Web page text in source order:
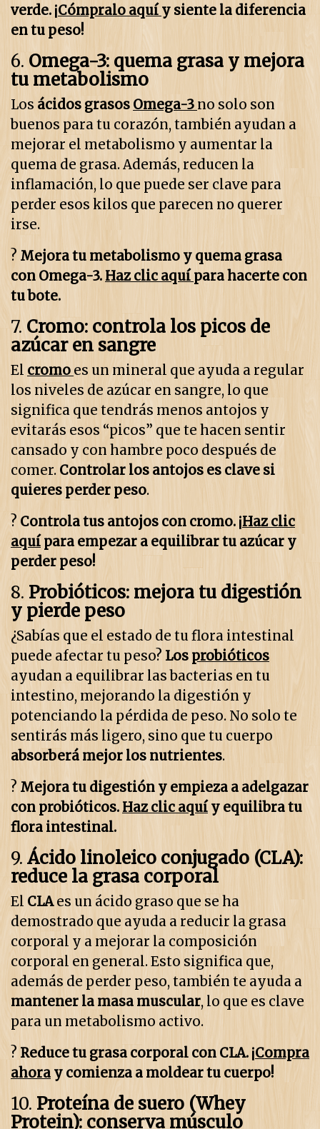
verde. ¡Cómpralo aquí y siente la diferencia
en tu peso!
6. Omega-3: quema grasa y mejora
tu metabolismo
Los ácidos grasos Omega-3 no solo son
buenos para tu corazón, también ayudan a
mejorar el metabolismo y aumentar la
quema de grasa. Además, reducen la
inflamación, lo que puede ser clave para
perder esos kilos que parecen no querer
irse.
? Mejora tu metabolismo y quema grasa
con Omega-3. Haz clic aquí para hacerte con
tu bote.
7.Cromo: controla los picos de
azúcar en sangre
El cromo es un mineral que ayuda a regular
los niveles de azúcar en sangre, lo que
significa que tendrás menos antojos y
evitarás esos “picos” que te hacen sentir
cansado y con hambre poco después de
comer. Controlar los antojos es clave si
quieres perder peso.
? Controla tus antojos con cromo. ¡Haz clic
aquí para empezar a equilibrar tu azúcar y
perder peso!
8. Probióticos: mejora tu digestión
y pierde peso
¿Sabías que el estado de tu flora intestinal
puede afectar tu peso? Los probióticos
ayudan a equilibrar las bacterias en tu
intestino, mejorando la digestión y
potenciando la pérdida de peso. No solo te
sentirás más ligero, sino que tu cuerpo
absorberá mejor los nutrientes.
? Mejora tu digestión y empieza a adelgazar
con probióticos. Haz clic aquí y equilibra tu
flora intestinal.
9. Ácido linoleico conjugado (CLA):
reduce la grasa corporal
El CLAes un ácido graso que se ha
demostrado que ayuda a reducir la grasa
corporal y a mejorar la composición
corporal en general. Esto significa que,
además de perder peso, también te ayuda a
mantener la masa muscular, lo que es clave
para un metabolismo activo.
? Reduce tu grasa corporal con CLA. ¡Compra
ahora y comienza a moldear tu cuerpo!
10. Proteína de suero (Whey
Protein): conserva músculo